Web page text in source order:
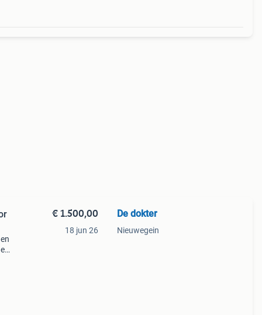
€ 1.500,00
18 jun 26
De dokter
Nieuwegein